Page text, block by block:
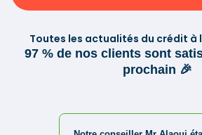
Toutes les actualités du crédit à